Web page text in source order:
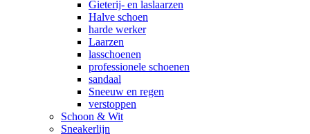
Gieterij- en laslaarzen
Halve schoen
harde werker
Laarzen
lasschoenen
professionele schoenen
sandaal
Sneeuw en regen
verstoppen
Schoon & Wit
Sneakerlijn